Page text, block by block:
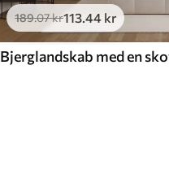
189.07kr113.44 kr